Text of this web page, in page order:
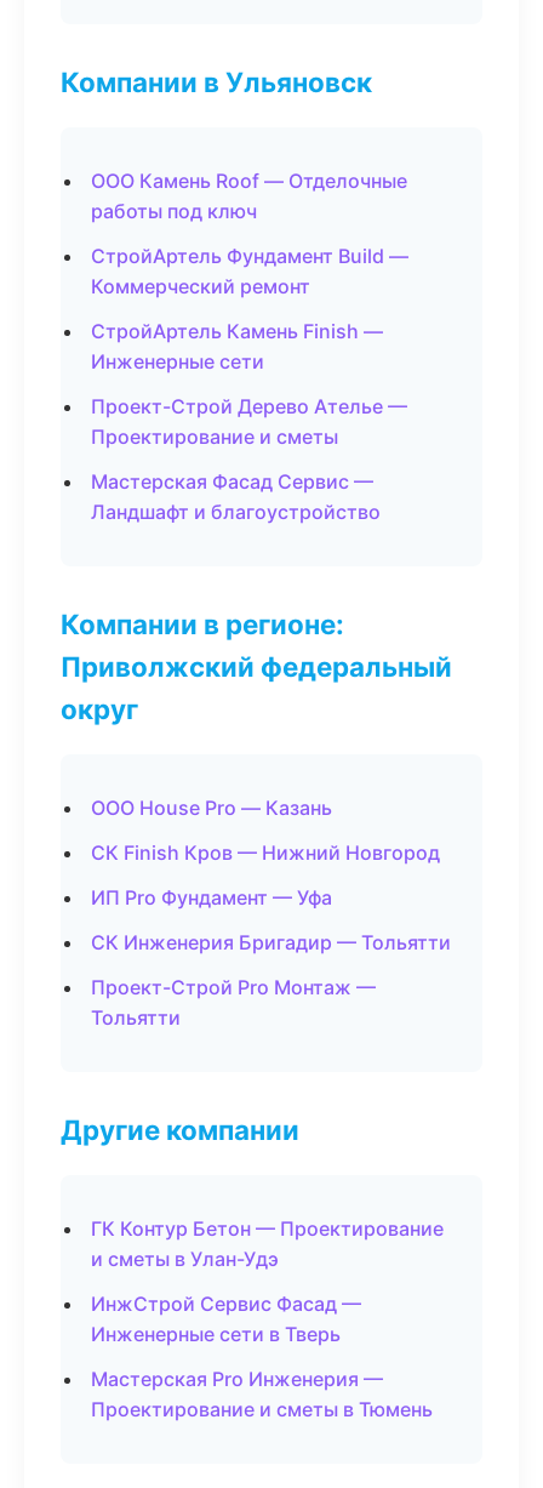
Компании в Ульяновск
ООО Камень Roof — Отделочные
работы под ключ
СтройАртель Фундамент Build —
Коммерческий ремонт
СтройАртель Камень Finish —
Инженерные сети
Проект-Строй Дерево Ателье —
Проектирование и сметы
Мастерская Фасад Сервис —
Ландшафт и благоустройство
Компании в регионе:
Приволжский федеральный
округ
ООО House Pro — Казань
СК Finish Кров — Нижний Новгород
ИП Pro Фундамент — Уфа
СК Инженерия Бригадир — Тольятти
Проект-Строй Pro Монтаж —
Тольятти
Другие компании
ГК Контур Бетон — Проектирование
и сметы в Улан-Удэ
ИнжСтрой Сервис Фасад —
Инженерные сети в Тверь
Мастерская Pro Инженерия —
Проектирование и сметы в Тюмень